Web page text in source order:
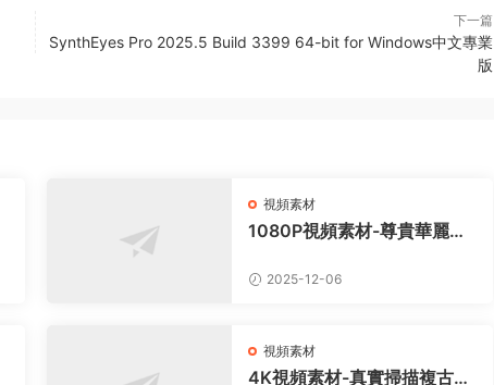
下一篇
SynthEyes Pro 2025.5 Build 3399 64-bit for Windows中文專業
版
視頻素材
1080P視頻素材-尊貴華麗的
4組2025-12-06
視頻素材
4K視頻素材-真實掃描複古電